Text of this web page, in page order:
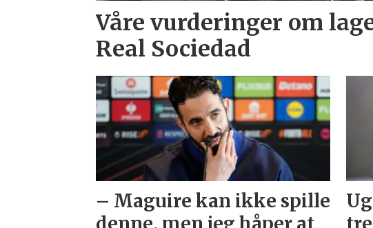
Våre vurderinger om
Real Sociedad
– Maguire kan ikke spille